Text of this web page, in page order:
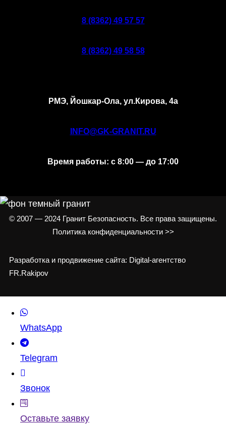
8 (8362) 49 57 57
8 (8362) 49 58 58
РМЭ, Йошкар-Ола, ул.Кирова, 4а
INFO@GK-GRANIT.RU
Время работы: с 8:00 — до 17:00
© 2007 — 2024 Гранит Безопасность. Все права защищены.
Политика конфиденциальности >>
Разработка и продвижение сайта: Digital-агентство
FR.Rakipov
WhatsApp
Telegram
Звонок
Оставьте заявку